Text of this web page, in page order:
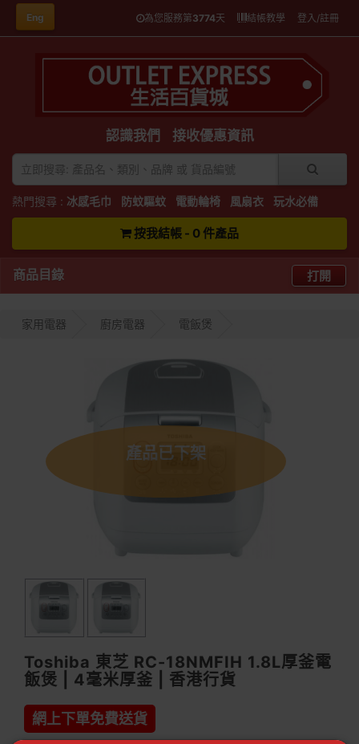
Eng 為您服務第3774天 結帳教學 登入/註冊
認識我們 接收優惠資訊
熱門搜尋 : 冰感毛巾 防蚊驅蚊 電動輪椅 風扇衣 玩水必備
按我結帳 - 0 件產品
商品目錄 打開
家用電器 廚房電器 電飯煲
產品已下架
Toshiba 東芝 RC-18NMFIH 1.8L厚釜電
飯煲 | 4毫米厚釜 | 香港行貨
網上下單免費送貨